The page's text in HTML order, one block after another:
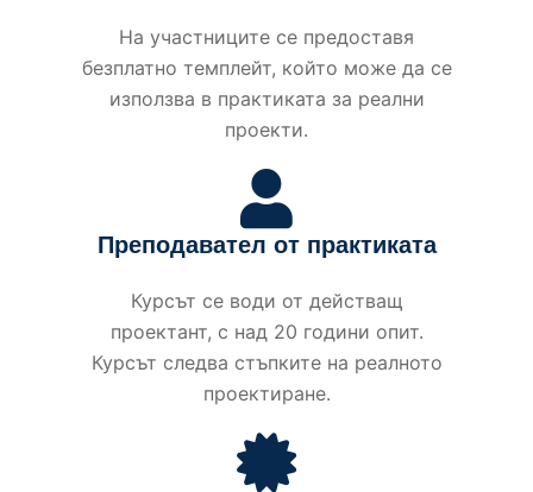
На участниците се предоставя
безплатно темплейт, който може да се
използва в практиката за реални
проекти.
Преподавател от практиката
Курсът се води от действащ
проектант, с над 20 години опит.
Курсът следва стъпките на реалното
проектиране.